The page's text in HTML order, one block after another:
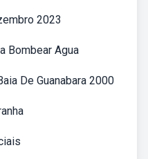
2023
Bombear Agua
De Guanabara 2000